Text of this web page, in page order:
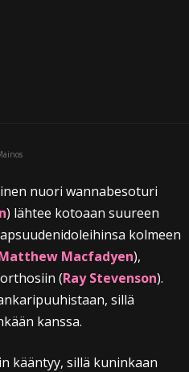
nuori wannabesoturi
) lähtee kotoaan suureen
kolmeen
Macfadyen),
(Ray Stevenson).
sillä
kanssa.
kääntyy, sillä kuninkaan